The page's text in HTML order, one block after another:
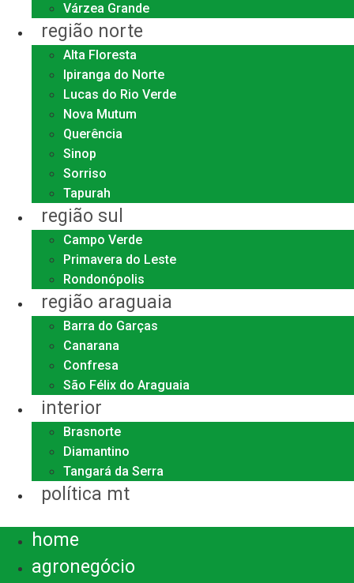
Várzea Grande
região norte
Alta Floresta
Ipiranga do Norte
Lucas do Rio Verde
Nova Mutum
Querência
Sinop
Sorriso
Tapurah
região sul
Campo Verde
Primavera do Leste
Rondonópolis
região araguaia
Barra do Garças
Canarana
Confresa
São Félix do Araguaia
interior
Brasnorte
Diamantino
Tangará da Serra
política mt
home
agronegócio